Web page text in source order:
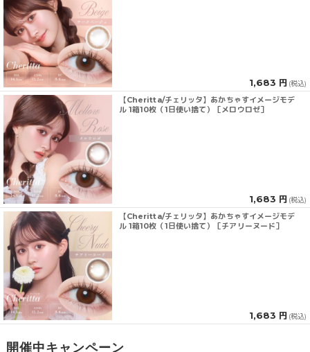
1,683 円 (税込)
【Cheritta/チェリッタ】あかちゃすイメージモデ
ル 1箱10枚（1日使い捨て）［メロウロゼ］
1,683 円 (税込)
【Cheritta/チェリッタ】あかちゃすイメージモデ
ル 1箱10枚（1日使い捨て）［チアリーヌード］
1,683 円 (税込)
開催中キャンペーン